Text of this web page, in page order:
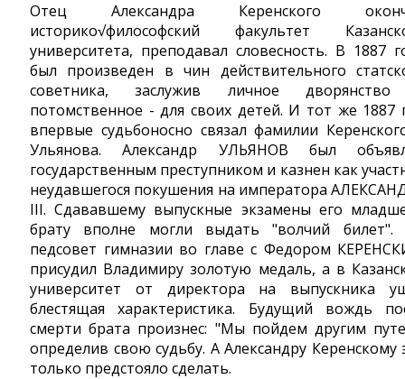
Отец Александра Керенского
историко√философский факультет
университета, преподавал словесность. В 1887
был произведен в чин действительного
советника, заслужив личное
потомственное - для своих детей. И тот же 1887
впервые судьбоносно связал фамилии
Ульянова. Александр УЛЬЯНОВ был
государственным преступником и казнен как
неудавшегося покушения на императора
III. Сдававшему выпускные экзамены его
брату вполне могли выдать "волчий билет".
педсовет гимназии во главе с Федором
присудил Владимиру золотую медаль, а в
университет от директора на выпускника
блестящая характеристика. Будущий вождь
смерти брата произнес: "Мы пойдем другим
определив свою судьбу. А Александру Керенскому
только предстояло сделать.